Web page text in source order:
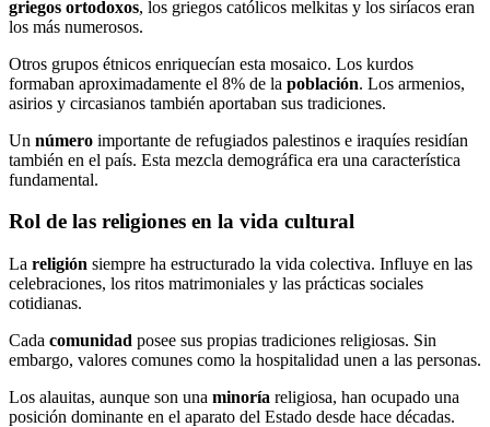
griegos ortodoxos, los griegos católicos melkitas y los siríacos eran
los más numerosos.
Otros grupos étnicos enriquecían esta mosaico. Los kurdos
formaban aproximadamente el 8% de la población. Los armenios,
asirios y circasianos también aportaban sus tradiciones.
Un número importante de refugiados palestinos e iraquíes residían
también en el país. Esta mezcla demográfica era una característica
fundamental.
Rol de las religiones en la vida cultural
La religión siempre ha estructurado la vida colectiva. Influye en las
celebraciones, los ritos matrimoniales y las prácticas sociales
cotidianas.
Cada comunidad posee sus propias tradiciones religiosas. Sin
embargo, valores comunes como la hospitalidad unen a las personas.
Los alauitas, aunque son una minoría religiosa, han ocupado una
posición dominante en el aparato del Estado desde hace décadas.